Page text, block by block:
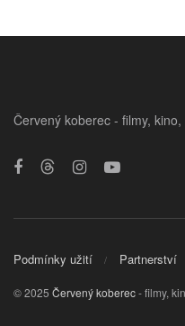
Červený koberec - filmy, kino,
Podmínky užití Partnerství
© 2025 Červený koberec- filmy,